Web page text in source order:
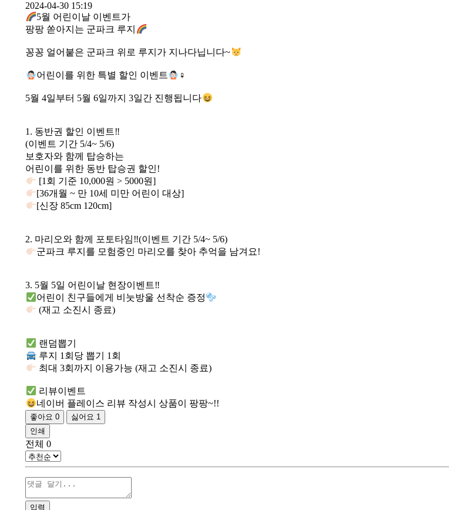
2024-04-30 15:19
5월 어린이날 이벤트가
팡팡 쏟아지는 군파크 루지
꽁꽁 얼어붙은 군파크 위로 루지가 지나다닙니다~
어린이를 위한 특별 할인 이벤트 ‍♀
5월 4일부터 5월 6일까지 3일간 진행됩니다
1. 동반권 할인 이벤트‼
(이벤트 기간 5/4~ 5/6)
보호자와 함께 탑승하는
어린이를 위한 동반 탑승권 할인!
[1회 기준 10,000원 > 5000원]
[36개월 ~ 만 10세 미만 어린이 대상]
[신장 85cm 120cm]
2. 마리오와 함께 포토타임‼(이벤트 기간 5/4~ 5/6)
군파크 루지를 모험중인 마리오를 찾아 추억을 남겨요!
3. 5월 5일 어린이날 현장이벤트‼
어린이 친구들에게 비눗방울 선착순 증정
(재고 소진시 종료)
랜덤뽑기
루지 1회당 뽑기 1회
최대 3회까지 이용가능 (재고 소진시 종료)
리뷰이벤트
네이버 플레이스 리뷰 작성시 상품이 팡팡~!!
좋아요0 싫어요 1
인쇄
전체0